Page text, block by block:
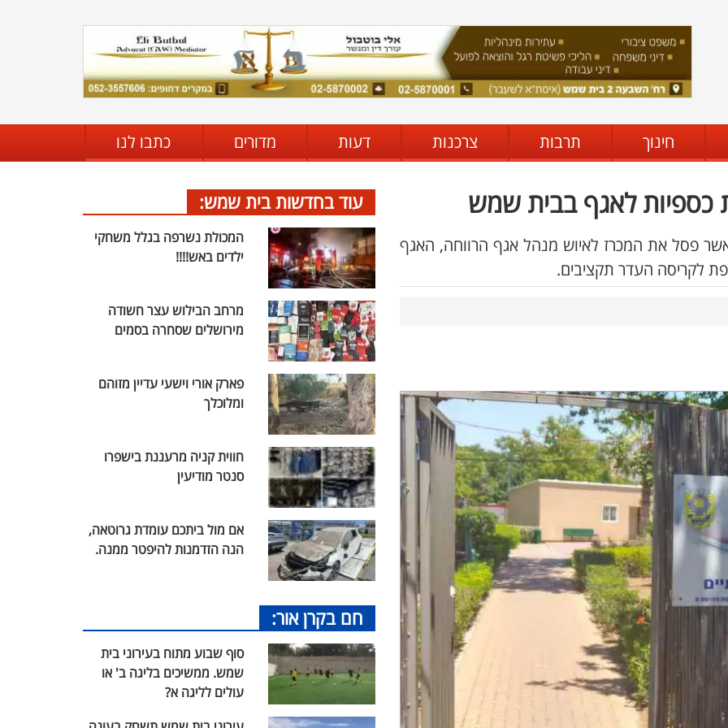
חינוך תרבות צרכנות דעות מדורים כתבו לנו
כספיות לאגף בבית שמש
פסל את המכרז לאיוש מנהל אגף הרווחה, האגף
לקריסה העדר תקציבים.
עוד בחדשות בית שמש:
המכולת נשרפה בגלל משחקי
ילדים באש!!!!
מרחב הבילוש עצר חשודה
מירושלים שסחרה בסמים
פארק אורי וישעי עדיין מזוהם
ומלוכלך
חווית קניה מרעננת בישפרו
סנטר מודיעין
אם מול ביתכם עומדת גרוטאה,
הנה הזדמנות להיפטר ממנה.
חם בקרן אור:
סוף שבוע מתוח בעירוני בית
שמש. ממשיכים בליגה ב' או
עולים לליגה א?